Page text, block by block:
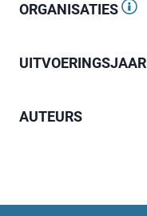
ORGANISATIES
UITVOERINGSJAAR
AUTEURS